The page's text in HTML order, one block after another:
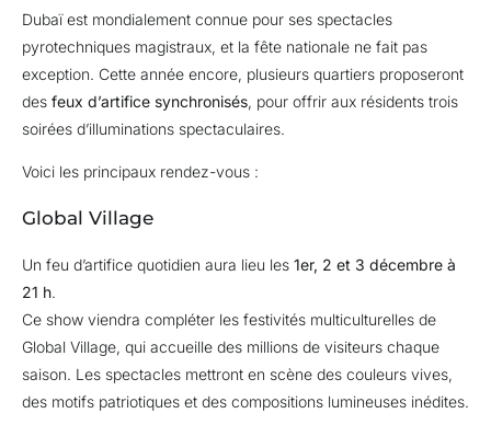
Dubaï est mondialement connue pour ses spectacles
pyrotechniques magistraux, et la fête nationale ne fait pas
exception. Cette année encore, plusieurs quartiers proposeront
des feux d’artifice synchronisés, pour offrir aux résidents trois
soirées d’illuminations spectaculaires.
Voici les principaux rendez-vous :
Global Village
Un feu d’artifice quotidien aura lieu les 1er, 2 et 3 décembre à
21 h.
Ce show viendra compléter les festivités multiculturelles de
Global Village, qui accueille des millions de visiteurs chaque
saison. Les spectacles mettront en scène des couleurs vives,
des motifs patriotiques et des compositions lumineuses inédites.